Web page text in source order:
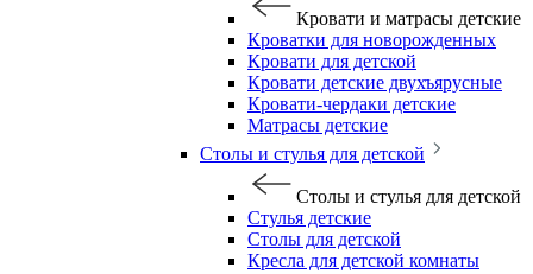
Кровати и матрасы детские
Кроватки для новорожденных
Кровати для детской
Кровати детские двухъярусные
Кровати-чердаки детские
Матрасы детские
Столы и стулья для детской
Столы и стулья для детской
Стулья детские
Столы для детской
Кресла для детской комнаты